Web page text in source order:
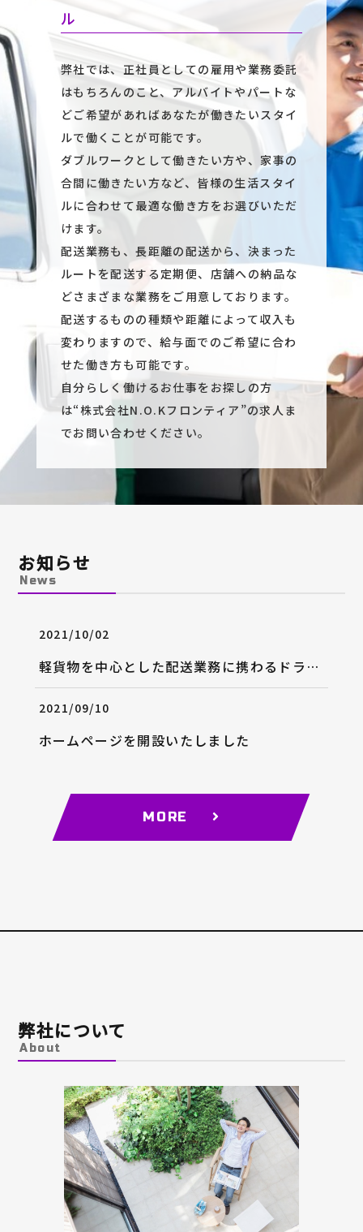
ル
弊社では、正社員としての雇用や業務委託
はもちろんのこと、アルバイトやパートな
どご希望があればあなたが働きたいスタイ
ルで働くことが可能です。
ダブルワークとして働きたい方や、家事の
合間に働きたい方など、皆様の生活スタイ
ルに合わせて最適な働き方をお選びいただ
けます。
配送業務も、長距離の配送から、決まった
ルートを配送する定期便、店舗への納品な
どさまざまな業務をご用意しております。
配送するものの種類や距離によって収入も
変わりますので、給与面でのご希望に合わ
せた働き方も可能です。
自分らしく働けるお仕事をお探しの方
は“株式会社N.O.Kフロンティア”の求人ま
でお問い合わせください。
お知らせ
News
2021/10/02
軽貨物を中心とした配送業務に携わるドライバーの求人
2021/09/10
ホームページを開設いたしました
MORE
弊社について
About